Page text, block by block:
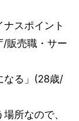
ナスポイント
販売職・サー
なる」(28歳/
所なので、